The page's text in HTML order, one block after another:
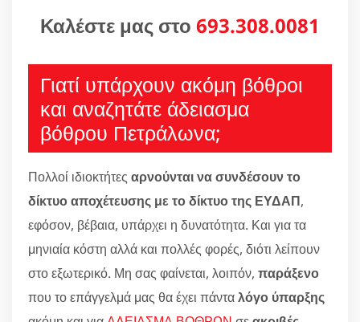
Καλέστε μας στο 693.308.0081
Γιατί υπάρχουν ακόμη βόθροι
και αναζητάτε άδειασμα
βόθρου Πετράλωνα;
Πολλοί ιδιοκτήτες αρνούνται να συνδέσουν το
δίκτυο αποχέτευσης με το δίκτυο της ΕΥΔΑΠ,
εφόσον, βέβαια, υπάρχει η δυνατότητα. Και για τα
μηνιαία κόστη αλλά και πολλές φορές, διότι λείπουν
στο εξωτερικό. Μη σας φαίνεται, λοιπόν, παράξενο
που το επάγγελμά μας θα έχει πάνταλόγο ύπαρξης